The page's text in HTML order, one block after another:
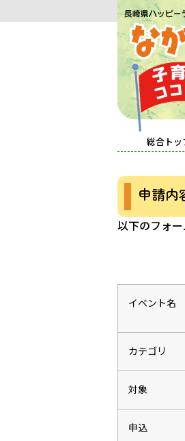
総合トッ
申請内
以下のフォ
イベント名
カテゴリ
対象
申込